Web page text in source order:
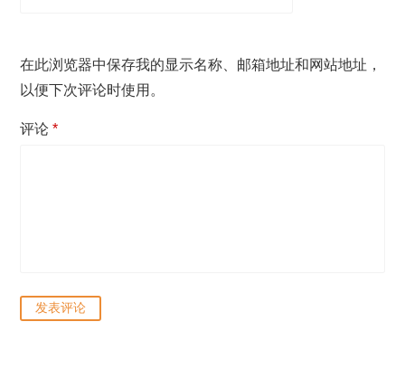
在此浏览器中保存我的显示名称、邮箱地址和网站地址，
以便下次评论时使用。
评论*